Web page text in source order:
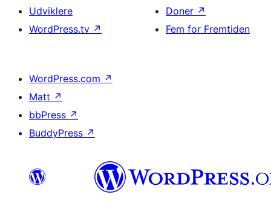
Udviklere
WordPress.tv ↗
Doner ↗
Fem for Fremtiden
WordPress.com ↗
Matt ↗
bbPress ↗
BuddyPress ↗